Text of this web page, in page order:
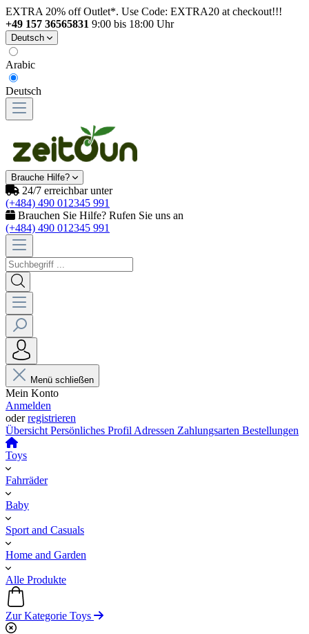
EXTRA 20% off Outlet*. Use Code: EXTRA20 at checkout!!!
+49 157 36565831 9:00 bis 18:00 Uhr
Deutsch
Arabic
Deutsch
Brauche Hilfe?
24/7 erreichbar unter
(+484) 490 012345 991
Brauchen Sie Hilfe? Rufen Sie uns an
(+484) 490 012345 991
Menü schließen
Mein Konto
Anmelden
oderregistrieren
Übersicht Persönliches Profil Adressen Zahlungsarten Bestellungen
Toys
Fahrräder
Baby
Sport and Casuals
Home and Garden
Alle Produkte
Zur Kategorie Toys